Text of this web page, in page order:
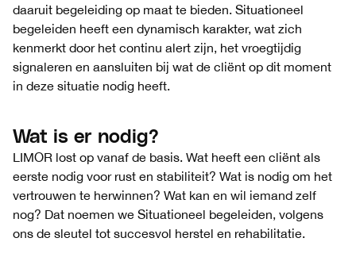
daaruit begeleiding op maat te bieden. Situationeel
begeleiden heeft een dynamisch karakter, wat zich
kenmerkt door het continu alert zijn, het vroegtijdig
signaleren en aansluiten bij wat de cliënt op dit moment
in deze situatie nodig heeft.
Wat is er nodig?
LIMOR lost op vanaf de basis. Wat heeft een cliënt als
eerste nodig voor rust en stabiliteit? Wat is nodig om het
vertrouwen te herwinnen? Wat kan en wil iemand zelf
nog? Dat noemen we Situationeel begeleiden, volgens
ons de sleutel tot succesvol herstel en rehabilitatie.